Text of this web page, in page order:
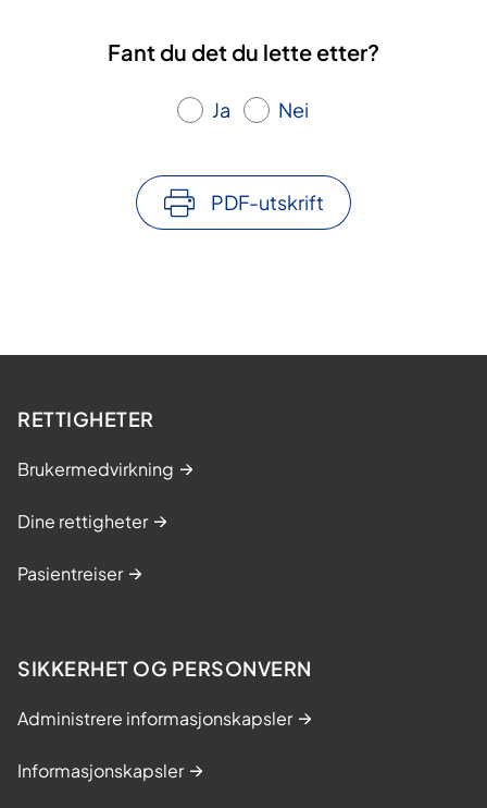
Fant du det du lette etter?
Ja Nei
PDF-utskrift
RETTIGHETER
Brukermedvirkning
Dine rettigheter
Pasientreiser
SIKKERHET OG PERSONVERN
Administrere informasjonskapsler
Informasjonskapsler